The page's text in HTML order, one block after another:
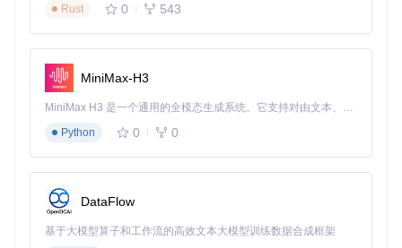
支持12种主流歌词格式的双向转换，且保持时间轴精度不变。
实用技巧：转换SRT格式时，建议将"字符编码"设置为UTF-
择"LRC(逐字)"格式并调整"字符间隔"参数可优化显示效果。
本"功能去除格式标记。
Rust
0 543
MiniMax-H3
MiniMax H3 是一个通用的全模态生成系统。它支持对由文本、图像、视频和音频组成的多模态上下文进行统一理解，并能生成分辨率高达 2K、时长可达 15 秒的带原生立体声音频的视频。得益于面向任务泛化的系统设计，H3 在预训练阶段就已具备广泛的多模态上下文理解与生成能力，能够出色地执行复杂的多模态指令。
Python
0 0
DataFlow
基于大模型算子和工作流的高效文本大模型训练数据合成框架